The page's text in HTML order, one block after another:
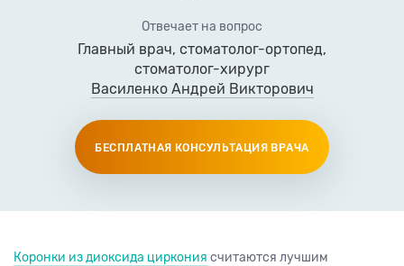
Отвечает на вопрос
Главный врач, стоматолог-ортопед,
стоматолог-хирург
Василенко Андрей Викторович
БЕСПЛАТНАЯ КОНСУЛЬТАЦИЯ ВРАЧА
Коронки из диоксида циркония считаются лучшим